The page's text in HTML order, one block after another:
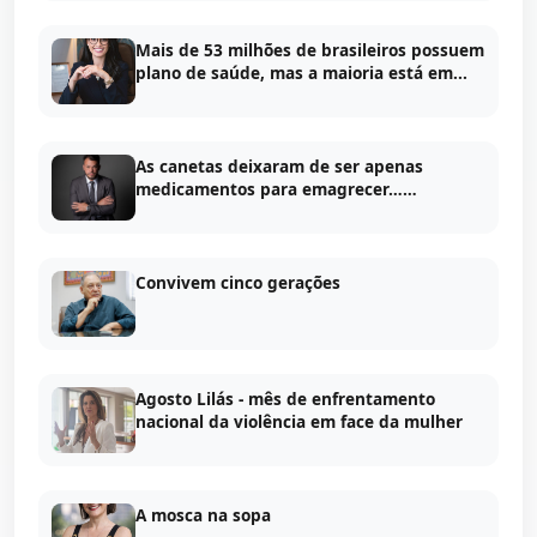
Mais de 53 milhões de brasileiros possuem
plano de saúde, mas a maioria está em...
As canetas deixaram de ser apenas
medicamentos para emagrecer……
Convivem cinco gerações
Agosto Lilás - mês de enfrentamento
nacional da violência em face da mulher
A mosca na sopa